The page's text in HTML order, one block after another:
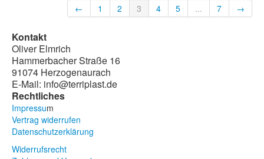
← 1 2 3 4 5 ... 7 →
Kontakt
Oliver Elmrich
Hammerbacher Straße 16
91074 Herzogenaurach
E-Mail: info@terriplast.de
Rechtliches
Impressum
Vertrag widerrufen
Datenschutzerklärung
Widerrufsrecht